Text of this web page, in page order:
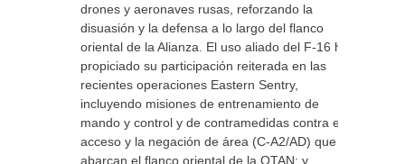
drones y aeronaves rusas, reforzando la
disuasión y la defensa a lo largo del flanco
oriental de la Alianza. El uso aliado del F-16 ha
propiciado su participación reiterada en las
recientes operaciones Eastern Sentry,
incluyendo misiones de entrenamiento de
mando y control y de contramedidas contra el
acceso y la negación de área (C-A2/AD) que
abarcan el flanco oriental de la OTAN; y